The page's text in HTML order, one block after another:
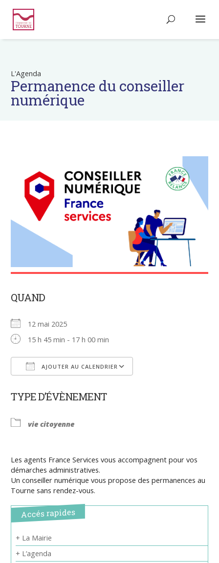
L'Agenda
Permanence du conseiller
numérique
QUAND
12 mai 2025
15 h 45 min - 17 h 00 min
AJOUTER AU CALENDRIER
TYPE D’ÉVÈNEMENT
vie citoyenne
Les agents France Services vous accompagnent pour vos
démarches administratives.
Un conseiller numérique vous propose des permanences au
Tourne sans rendez-vous.
Accés rapides
+ La Mairie
+ L’agenda